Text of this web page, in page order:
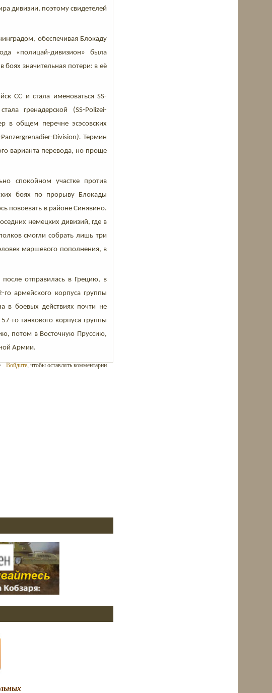
дивизии, поэтому свидетелей
обеспечивая Блокаду
«полицай-дивизион» была
боях значительная потери: в её
СС и стала именоваться SS-
гренадерской (SS-Polizei-
в общем перечне эсэсовских
Division). Термин
варианта перевода, но проще
спокойном участке против
боях по прорыву Блокады
повоевать в районе Синявино.
немецких дивизий, где в
смогли собрать лишь три
маршевого пополнения, в
отправилась в Грецию, в
армейского корпуса группы
в боевых действиях почти не
го танкового корпуса группы
потом в Восточную Пруссию,
Армии.
Войдите, чтобы оставлять комментарии